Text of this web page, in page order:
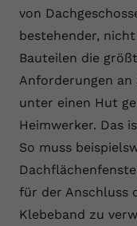
von
bestehender,
Bauteilen die
Anforderungen an
unter einen Hut
Heimwerker. Das
So muss
für der Anschluss
Klebeband zu